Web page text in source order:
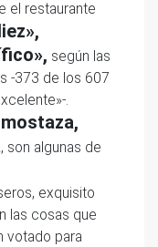
el restaurante
según las
-373 de los 607
.
, son algunas de
exquisito
las cosas que
votado para